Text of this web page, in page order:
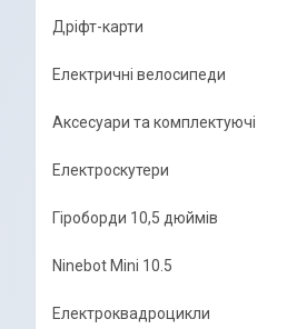
Дріфт-карти
Електричні велосипеди
Аксесуари та комплектуючі
Електроскутери
Гіроборди 10,5 дюймів
Ninebot Mini 10.5
Електроквадроцикли